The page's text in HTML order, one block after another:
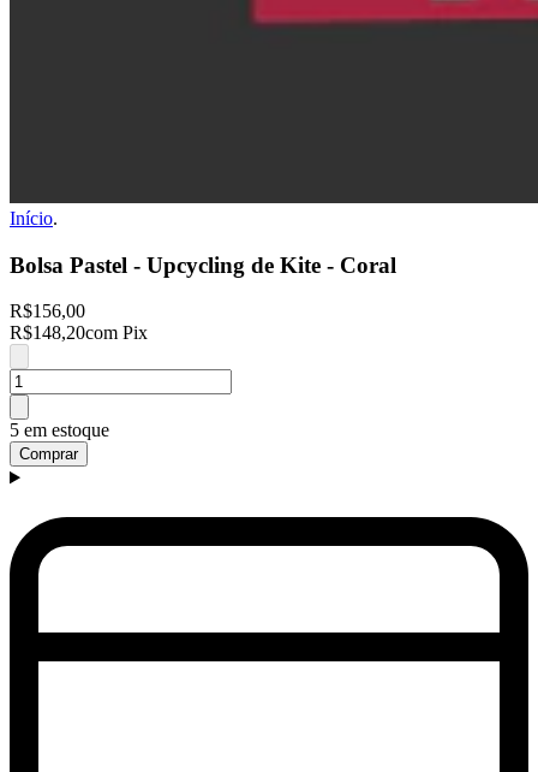
Início.
Bolsa Pastel - Upcycling de Kite - Coral
R$156,00
R$148,20com Pix
5 em estoque
Comprar